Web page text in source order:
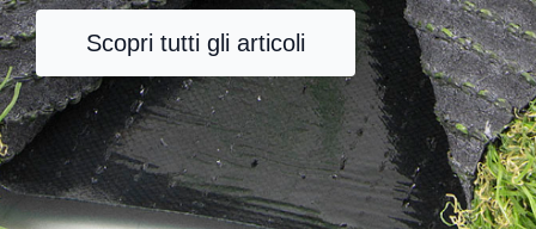
Scopri tutti gli articoli